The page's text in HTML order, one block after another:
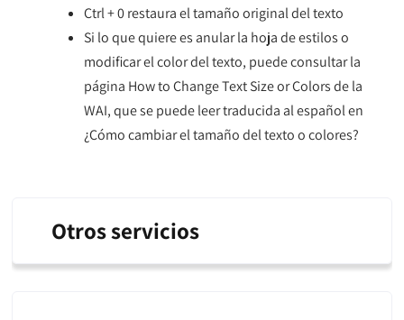
Ctrl + 0 restaura el tamaño original del texto
Si lo que quiere es anular la hoja de estilos o
modificar el color del texto, puede consultar la
página How to Change Text Size or Colors de la
WAI, que se puede leer traducida al español en
¿Cómo cambiar el tamaño del texto o colores?
Otros servicios